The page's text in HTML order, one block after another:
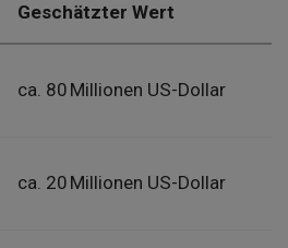
Geschätzter Wert
ca. 80 Millionen US-Dollar
ca. 20 Millionen US-Dollar